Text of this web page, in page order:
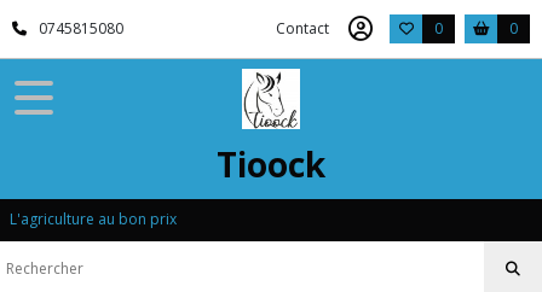
0745815080 Contact 0 0
Tioock
L'agriculture au bon prix